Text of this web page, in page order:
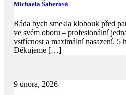
Michaela Šaberová
Ráda bych smekla klobouk před
ve svém oboru – profesionální
vstřícnost a maximální nasazení.
Děkujeme […]
9 února, 2026